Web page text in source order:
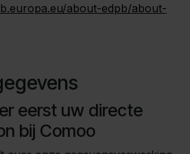
about-edpb/about-
eerst uw directe
bij Comoo